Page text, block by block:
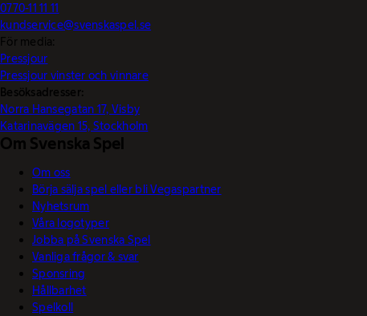
0770-11 11 11
kundservice@svenskaspel.se
För media:
Pressjour
Pressjour vinster och vinnare
Besöksadresser:
Norra Hansegatan 17, Visby
Katarinavägen 15, Stockholm
Om Svenska Spel
Om oss
Börja sälja spel eller bli Vegaspartner
Nyhetsrum
Våra logotyper
Jobba på Svenska Spel
Vanliga frågor & svar
Sponsring
Hållbarhet
Spelkoll